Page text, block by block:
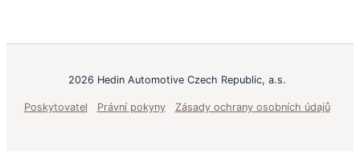
2026 Hedin Automotive Czech Republic, a.s.
Poskytovatel Právní pokyny Zásady ochrany osobních údajů